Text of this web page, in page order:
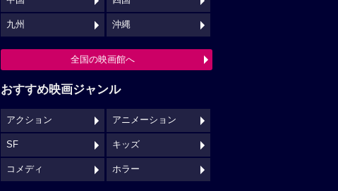
九州 沖縄
全国の映画館へ
おすすめ映画ジャンル
アクション アニメーション
SF キッズ
コメディ ホラー